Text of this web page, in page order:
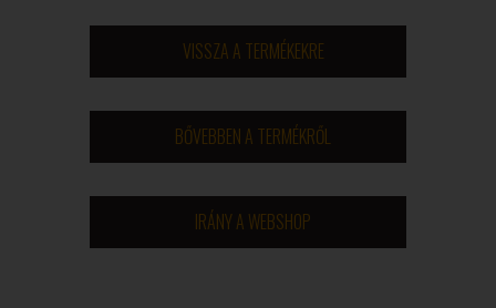
VISSZA A TERMÉKEKRE
BŐVEBBEN A TERMÉKRŐL
IRÁNY A WEBSHOP